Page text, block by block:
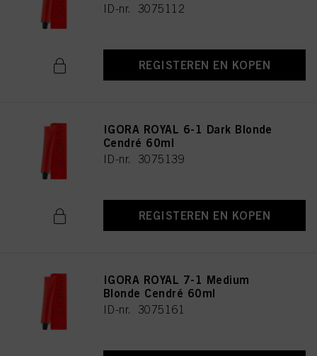
ID-nr. 3075112
REGISTEREN EN KOPEN
IGORA ROYAL 6-1 Dark Blonde
Cendré 60ml
ID-nr. 3075139
REGISTEREN EN KOPEN
IGORA ROYAL 7-1 Medium
Blonde Cendré 60ml
ID-nr. 3075161